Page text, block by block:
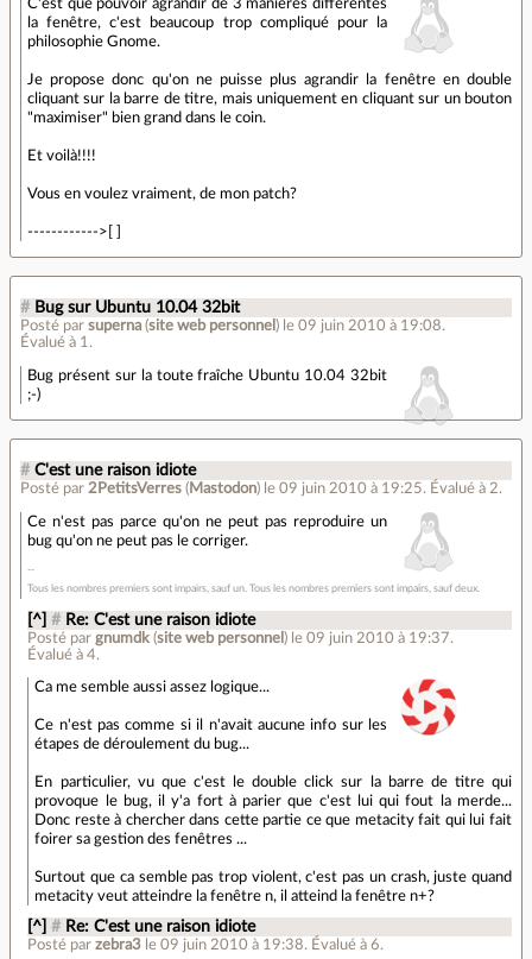
C'est que pouvoir agrandir de 3 manières différentes
la fenêtre, c'est beaucoup trop compliqué pour la
philosophie Gnome.
Je propose donc qu'on ne puisse plus agrandir la fenêtre en double
cliquant sur la barre de titre, mais uniquement en cliquant sur un bouton
"maximiser" bien grand dans le coin.
Et voilà!!!!
Vous en voulez vraiment, de mon patch?
------------>[ ]
# Bug sur Ubuntu 10.04 32bit
Posté par superna (site web personnel ) le 09 juin 2010 à 19:08.
Évalué à 1 .
Bug présent sur la toute fraîche Ubuntu 10.04 32bit
;-)
# C'est une raison idiote
Posté par 2PetitsVerres ( Mastodon) le 09 juin 2010 à 19:25. Évalué à 2.
Ce n'est pas parce qu'on ne peut pas reproduire un
bug qu'on ne peut pas le corriger.
Tous les nombres premiers sont impairs, sauf un. Tous les nombres premiers sont impairs, sauf deux.
[^] # Re: C'est une raison idiote
Posté pargnumdk (site web personnel ) le 09 juin 2010 à 19:37.
Évalué à4.
Ca me semble aussi assez logique...
Ce n'est pas comme si il n'avait aucune info sur les
étapes de déroulement du bug...
En particulier, vu que c'est le double click sur la barre de titre qui
provoque le bug, il y'a fort à parier que c'est lui qui fout la merde...
Donc reste à chercher dans cette partie ce que metacity fait qui lui fait
foirer sa gestion des fenêtres ...
Surtout que ca semble pas trop violent, c'est pas un crash, juste quand
metacity veut atteindre la fenêtre n, il atteind la fenêtre n+?
[^] # Re: C'est une raison idiote
Posté parzebra3 le 09 juin 2010 à 19:38. Évalué à6.